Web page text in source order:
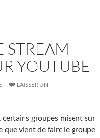
STREAM
YOUTUBE
LAISSER UN
certains groupes misent sur
que vient de faire le groupe